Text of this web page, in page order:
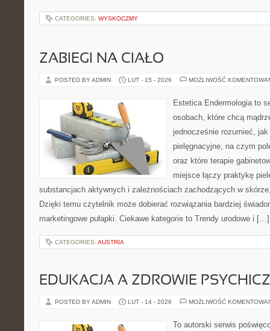
CATEGORIES: WYSKOCZMY
ZABIEGI NA CIAŁO
POSTED BY ADMIN LUT - 15 - 2026 MOŻLIWOŚĆ
Estetica Endermologia to
osobach, które chcą
jednocześnie rozumieć, jak
pielęgnacyjne, na czym
oraz które terapie
miejsce łączy praktykę
substancjach aktywnych i zależnościach zachodzących w
Dzięki temu czytelnik może dobierać rozwiązania bardziej
marketingowe pułapki. Ciekawe kategorie to Trendy urodowe i […]
CATEGORIES: AUSTRIA
EDUKACJA A ZDROWIE
POSTED BY ADMIN LUT - 14 - 2026 MOŻLIWOŚĆ
To autorski serwis